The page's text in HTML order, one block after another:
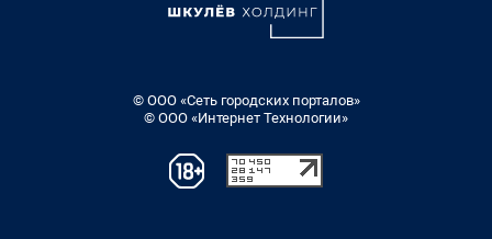
© ООО «Сеть городских порталов»
© ООО «Интернет Технологии»